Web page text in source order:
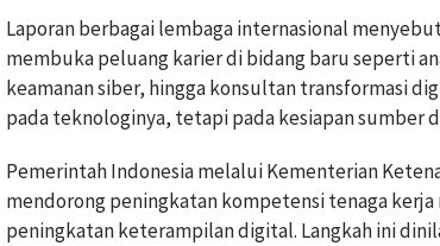
Laporan berbagai lembaga internasional
membuka peluang karier di bidang baru seperti
keamanan siber, hingga konsultan transformasi
pada teknologinya, tetapi pada kesiapan sumber
Pemerintah Indonesia melalui Kementerian
mendorong peningkatan kompetensi tenaga
peningkatan keterampilan digital. Langkah ini